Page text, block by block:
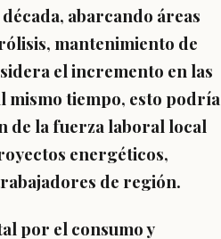
abarcando áreas
mantenimiento de
el incremento en las
mismo tiempo, esto podría
de la fuerza laboral local
energéticos,
de región.
por el consumo y